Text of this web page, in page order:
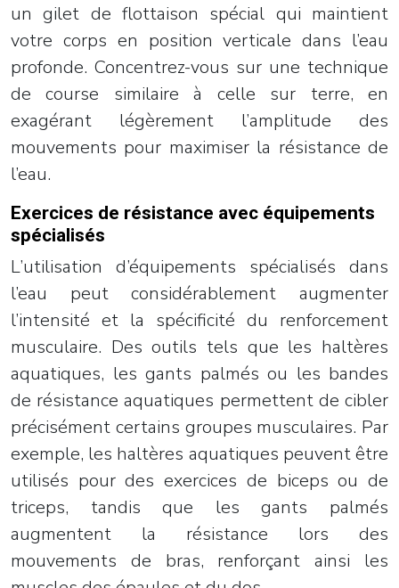
un gilet de flottaison spécial qui maintient
votre corps en position verticale dans l’eau
profonde. Concentrez-vous sur une technique
de course similaire à celle sur terre, en
exagérant légèrement l’amplitude des
mouvements pour maximiser la résistance de
l’eau.
Exercices de résistance avec équipements
spécialisés
L’utilisation d’équipements spécialisés dans
l’eau peut considérablement augmenter
l’intensité et la spécificité du renforcement
musculaire. Des outils tels que les haltères
aquatiques, les gants palmés ou les bandes
de résistance aquatiques permettent de cibler
précisément certains groupes musculaires. Par
exemple, les haltères aquatiques peuvent être
utilisés pour des exercices de biceps ou de
triceps, tandis que les gants palmés
augmentent la résistance lors des
mouvements de bras, renforçant ainsi les